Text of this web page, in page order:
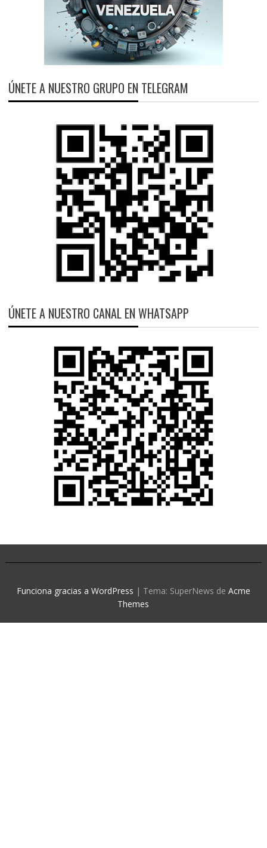
ÚNETE A NUESTRO GRUPO EN TELEGRAM
ÚNETE A NUESTRO CANAL EN WHATSAPP
Funciona gracias a WordPress | Tema: SuperNews de Acme
Themes